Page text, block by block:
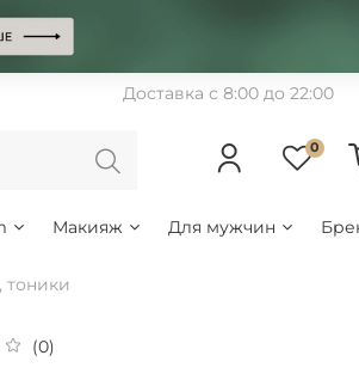
Доставка с 8:00 до 22:00
0
Макияж Для мужчин
тоники
(0)